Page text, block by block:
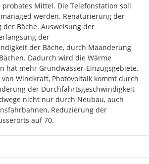
Mittel. Die Telefonstation soll
werden. Renaturierung der
der Bäche. Ausweisung der
der
der Bäche, durch Maanderung
Dadurch wird die Wärme
hat mehr Grundwasser-Einzugsgebiete.
Windkraft, Photovoltaik kommt durch
der Durchfahrtsgeschwindigkeit
nicht nur durch Neubau, auch
Reduzierung der
auf 70.